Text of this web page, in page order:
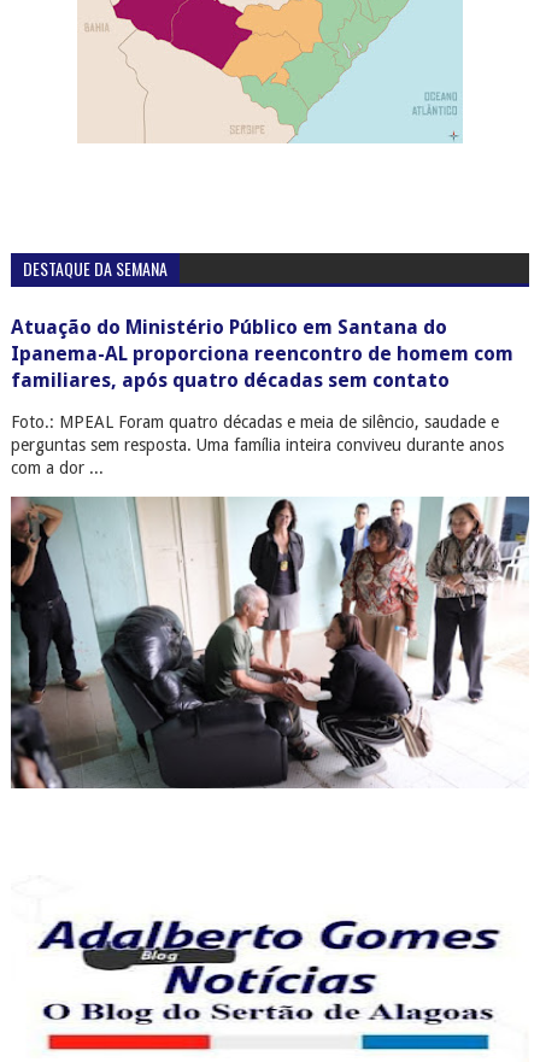
DESTAQUE DA SEMANA
Atuação do Ministério Público em Santana do
Ipanema-AL proporciona reencontro de homem com
familiares, após quatro décadas sem contato
Foto.: MPEAL Foram quatro décadas e meia de silêncio, saudade e
perguntas sem resposta. Uma família inteira conviveu durante anos
com a dor ...